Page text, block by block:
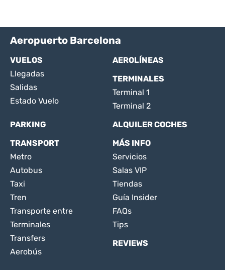
Aeropuerto Barcelona
VUELOS
Llegadas
Salidas
Estado Vuelo
AEROLÍNEAS
TERMINALES
Terminal 1
Terminal 2
PARKING
ALQUILER COCHES
TRANSPORT
Metro
Autobus
Taxi
Tren
Transporte entre
Terminales
Transfers
Aerobús
MÁS INFO
Servicios
Salas VIP
Tiendas
Guía Insider
FAQs
Tips
REVIEWS